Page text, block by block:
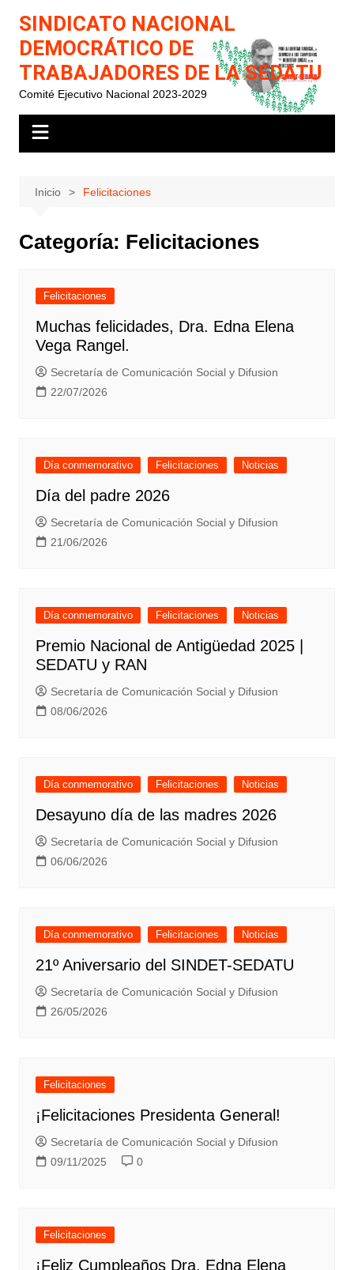
contenido
SINDICATO NACIONAL
DEMOCRÁTICO DE
TRABAJADORES DE LA SEDATU
Comité Ejecutivo Nacional 2023-2029
Inicio Felicitaciones
Categoría: Felicitaciones
Felicitaciones
Muchas felicidades, Dra. Edna Elena
Vega Rangel.
Secretaría de Comunicación Social y Difusion
22/07/2026
Día conmemorativo Felicitaciones Noticias
Día del padre 2026
Secretaría de Comunicación Social y Difusion
21/06/2026
Día conmemorativo Felicitaciones Noticias
Premio Nacional de Antigüedad 2025 |
SEDATU y RAN
Secretaría de Comunicación Social y Difusion
08/06/2026
Día conmemorativo Felicitaciones Noticias
Desayuno día de las madres 2026
Secretaría de Comunicación Social y Difusion
06/06/2026
Día conmemorativo Felicitaciones Noticias
21º Aniversario del SINDET-SEDATU
Secretaría de Comunicación Social y Difusion
26/05/2026
Felicitaciones
¡Felicitaciones Presidenta General!
Secretaría de Comunicación Social y Difusion
09/11/2025
0
Felicitaciones
¡Feliz Cumpleaños Dra. Edna Elena